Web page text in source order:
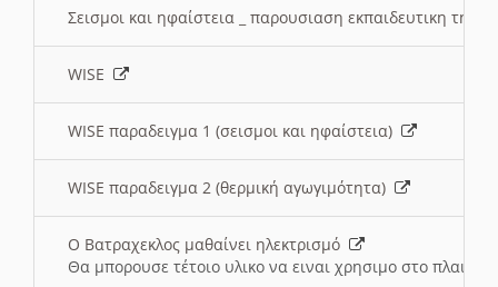
Σεισμοι και ηφαίστεια _ παρουσιαση εκπαιδευτικη
WISE
WISE παραδειγμα 1 (σεισμοι και ηφαίστεια)
WISE παραδειγμα 2 (θερμική αγωγιμότητα)
Ο Βατραχεκλος μαθαίνει ηλεκτρισμό
Θα μπορουσε τέτοιο υλικο να ειναι χρησιμο στο